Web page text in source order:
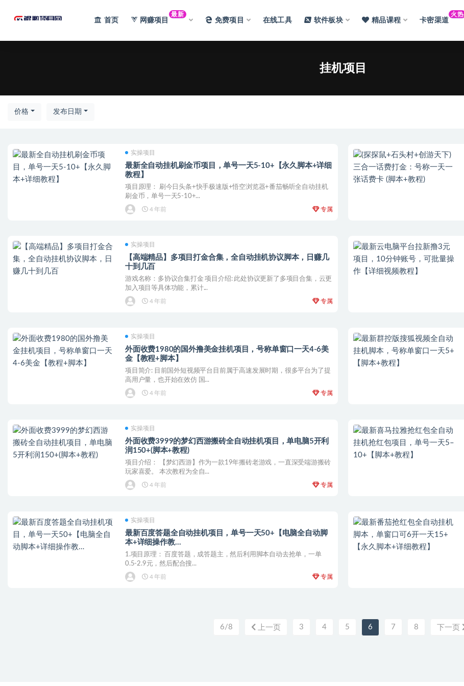
首页 网赚项目
最新
免费项目 在线工具 软件板块 精品课程 卡密渠道
火热
挂机项目
价格 发布日期
实操项目
最新全自动挂机刷金币项目，单号一天5-10+【永久脚本+详细
教程】
项目原理： 刷今日头条+快手极速版+悟空浏览器+番茄畅听全自动挂机
刷金币，单号一天5-10+...
4 年前 专属
实操项目
【高端精品】多项目打金合集，全自动挂机协议脚本，日赚几
十到几百
游戏名称：多协议合集打金 项目介绍: 此处协议更新了多项目合集，云更
加入项目等具体功能，累计...
4 年前 专属
实操项目
外面收费1980的国外撸美金挂机项目，号称单窗口一天4-6美
金【教程+脚本】
项目简介: 目前国外短视频平台目前属于高速发展时期，很多平台为了提
高用户量，也开始在效仿 国...
4 年前 专属
实操项目
外面收费3999的梦幻西游搬砖全自动挂机项目，单电脑5开利
润150+(脚本+教程)
项目介绍： 【梦幻西游】作为一款19年搬砖老游戏，一直深受端游搬砖
玩家喜爱。 本次教程为全自...
4 年前 专属
实操项目
最新百度答题全自动挂机项目，单号一天50+【电脑全自动脚
本+详细操作教…
1.项目原理： 百度答题，成答题主，然后利用脚本自动去抢单，一单
0.5-2.9元，然后配合搜...
4 年前 专属
6/8 上一页 3 4 5 6 7 8 下一页